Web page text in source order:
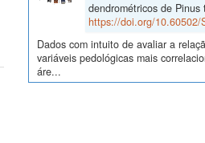
dendrométricos de
https://doi.org/10.60502/
Dados com intuito de avaliar a
variáveis pedológicas mais
áre...